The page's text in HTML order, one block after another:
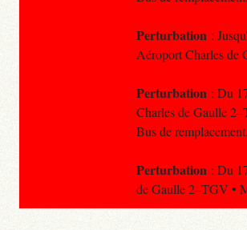
Perturbation :
Aéroport Charles de
Perturbation : Du
Charles de Gaulle
Bus de remplacement.
Perturbation : Du
de Gaulle 2–TGV •